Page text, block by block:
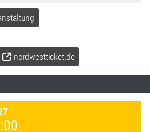
nordwestticket.de